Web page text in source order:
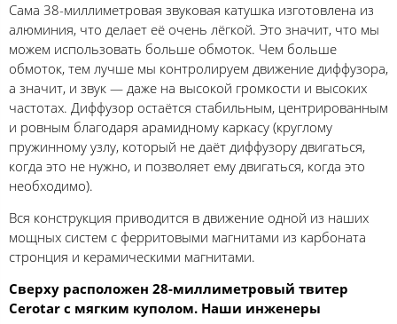
Сама 38-миллиметровая звуковая катушка изготовлена из
алюминия, что делает её очень лёгкой. Это значит, что мы
можем использовать больше обмоток. Чем больше
обмоток, тем лучше мы контролируем движение диффузора,
а значит, и звук — даже на высокой громкости и высоких
частотах. Диффузор остаётся стабильным, центрированным
и ровным благодаря арамидному каркасу (круглому
пружинному узлу, который не даёт диффузору двигаться,
когда это не нужно, и позволяет ему двигаться, когда это
необходимо).
Вся конструкция приводится в движение одной из наших
мощных систем с ферритовыми магнитами из карбоната
стронция и керамическими магнитами.
Сверху расположен 28-миллиметровый твитер
Cerotar с мягким куполом. Наши инженеры